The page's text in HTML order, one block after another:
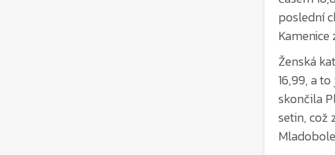
Ženská
16,99, a
skončila
setin, což
Celý den
týmy.